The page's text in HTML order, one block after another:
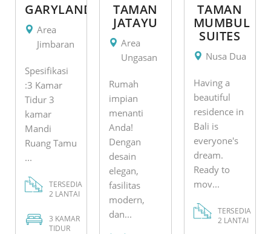
GARYLAND
Area
Jimbaran
Spesifikasi
:3 Kamar
Tidur 3
kamar
Mandi
Ruang Tamu
...
TERSEDIA
2 LANTAI
3 KAMAR
TIDUR
TAMAN
JATAYU
Area
Ungasan
Rumah
impian
menanti
Anda!
Dengan
desain
elegan,
fasilitas
modern,
dan...
TAMAN
MUMBUL
SUITES
Nusa Dua
Having a
beautiful
residence in
Bali is
everyone's
dream.
Ready to
mov...
TERSEDIA
2 LANTAI